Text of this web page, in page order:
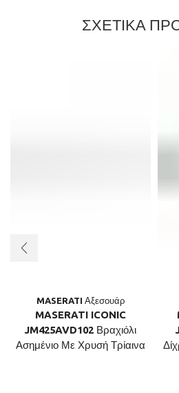
ΣΧΕΤΙΚΑ
MASERATI Αξεσουάρ
MASERATI ICONIC
JM425AVD102 Βραχιόλι
Ασημένιο Με Χρυσή Τρίαινα